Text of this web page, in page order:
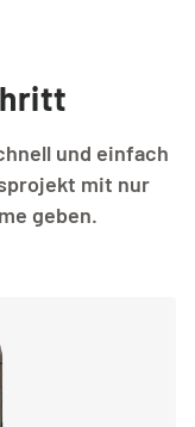
und einfach
mit nur
geben.